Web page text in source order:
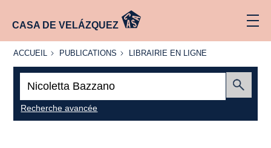
CASA DE VELÁZQUEZ
ACCUEIL
ACCUEIL PUBLICATIONS
PUBLICATIONS
LIBRAIRIE
LIBRAIRIE EN LIGNE
Recherche avancée